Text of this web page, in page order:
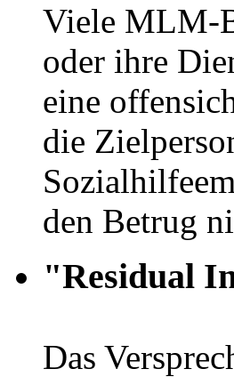
Viele MLM-
oder ihre
eine
die
den Betrug
"Residual
Das